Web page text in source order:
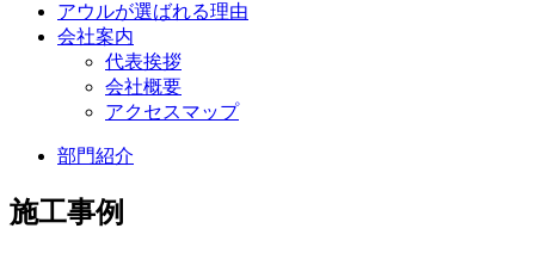
アウルが選ばれる理由
会社案内
代表挨拶
会社概要
アクセスマップ
部門紹介
施工事例